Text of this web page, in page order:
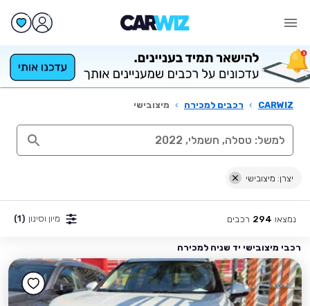
CARWIZ
› רכבים למכירה › מיצובישי
יצרן: מיצובישי
נמצאו 294 רכבים מיון וסינון (1)
רכבי מיצובישי יד שניה למכירה